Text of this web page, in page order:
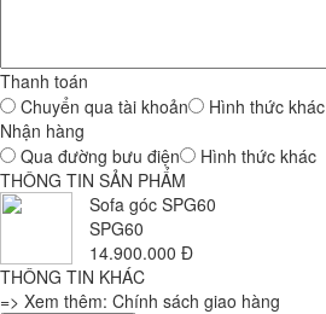
Thanh toán
Chuyển qua tài khoản
Hình thức khác
Nhận hàng
Qua đường bưu điện
Hình thức khác
THÔNG TIN SẢN PHẨM
Sofa góc SPG60
SPG60
14.900.000 Đ
THÔNG TIN KHÁC
=> Xem thêm: Chính sách giao hàng